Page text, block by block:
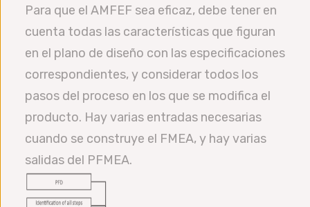
Para que el AMFEF sea eficaz, debe tener en
cuenta todas las características que figuran
en el plano de diseño con las especificaciones
correspondientes, y considerar todos los
pasos del proceso en los que se modifica el
producto. Hay varias entradas necesarias
cuando se construye el FMEA, y hay varias
salidas del PFMEA.